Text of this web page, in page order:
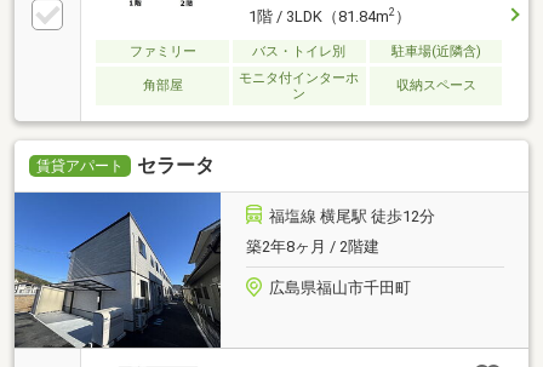
1階 / 3LDK（81.84m2）
ファミリー バス・トイレ別 駐車場(近隣含)
角部屋
モニタ付インターホ
ン
収納スペース
賃貸アパート セラータ
福塩線 横尾駅 徒歩12分
築2年8ヶ月 / 2階建
広島県福山市千田町